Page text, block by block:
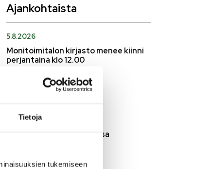
Tietoja
tukemiseen
Ajankohtaista
5.8.2026
Monitoimitalon kirjasto menee kiinni
perjantaina klo 12.00
Henkilömuutoksia
maaseutuhallinnossa
29.7.2026
Asfaltointityöt taajamassa